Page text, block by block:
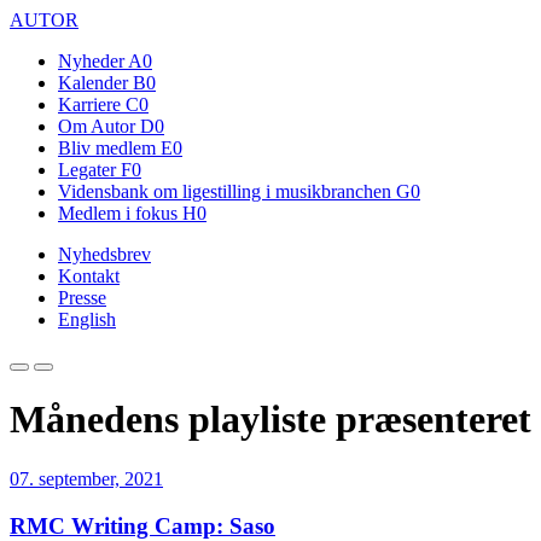
AUTOR
Nyheder A0
Kalender B0
Karriere C0
Om Autor D0
Bliv medlem E0
Legater F0
Vidensbank om ligestilling i musikbranchen G0
Medlem i fokus H0
Nyhedsbrev
Kontakt
Presse
English
Månedens playliste
07. september, 2021
RMC Writing Camp: Saso